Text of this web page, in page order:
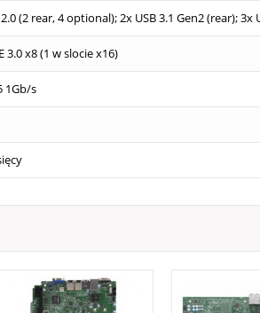
(2 rear, 4 optional); 2x USB 3.1 Gen2 (rear);
3.0 x8 (1 w slocie x16)
1Gb/s